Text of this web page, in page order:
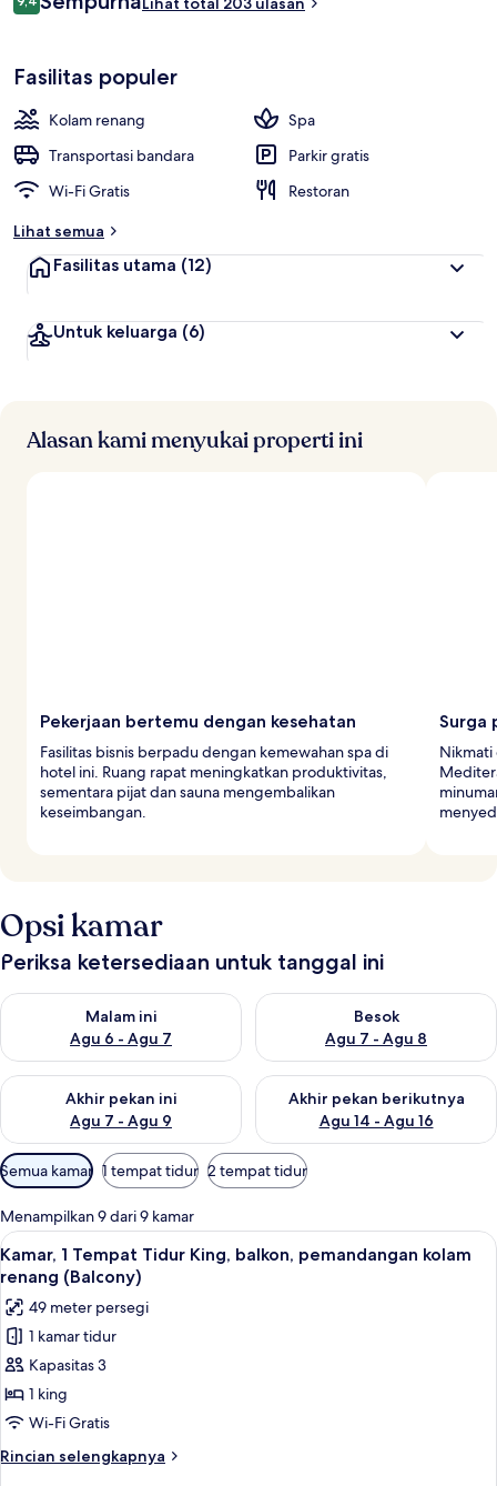
9,4 dari 10
Fasilitas populer
Kolam renang
Spa
Transportasi bandara
Parkir gratis
Wi-Fi Gratis
Restoran
Lihat semua
Fasilitas utama (12)
Untuk keluarga (6)
Alasan kami menyukai properti ini
Pekerjaan bertemu dengan kesehatan
Fasilitas bisnis berpadu dengan kemewahan spa di
hotel ini. Ruang rapat meningkatkan produktivitas,
sementara pijat dan sauna mengembalikan
keseimbangan.
Surga
Nikmati
Opsi kamar
Periksa ketersediaan untuk tanggal ini
Malam ini
Agu 6 - Agu 7
Periksa ketersediaan untuk malam ini Agu 6 - Agu 7
Besok
Agu 7 - Agu 8
Periksa ketersediaan untuk
Akhir pekan ini
Agu 7 - Agu 9
Periksa ketersediaan untuk akhir pekan ini Agu 7 - Agu 9
Akhir pekan berikutnya
Agu 14 - Agu 16
Periksa ketersediaan untuk
Filter
tersedia
untuk
kamar
Semua kamar 1 tempat tidur 2 tempat tidur
Menampilkan 9 dari 9 kamar
Lihat
semua
foto
untuk
Kamar,
1
Tempat
Tidur
King,
balkon,
Seprai premium, selimut bulu
11
Kamar, 1 Tempat Tidur King, balkon, pemandangan kolam
renang (Balcony)
49 meter persegi
1 kamar tidur
Kapasitas 3
1 king
Wi-Fi Gratis
Rincian selengkapnya
Rincian